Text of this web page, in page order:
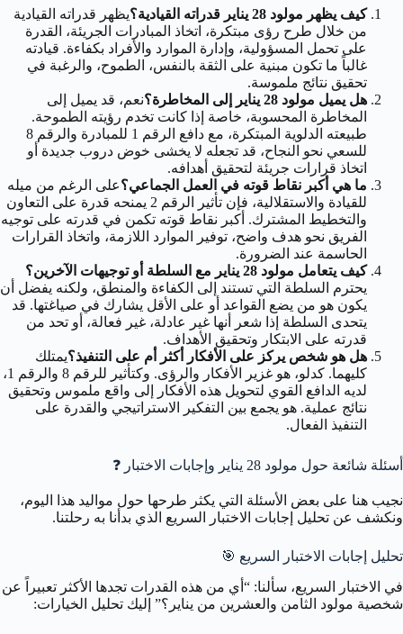
كيف يظهر مولود 28 يناير قدراته القيادية؟
يظهر قدراته القيادية
من خلال طرح رؤى مبتكرة، اتخاذ المبادرات الجريئة، القدرة
على تحمل المسؤولية، وإدارة الموارد والأفراد بكفاءة. قيادته
غالباً ما تكون مبنية على الثقة بالنفس، الطموح، والرغبة في
تحقيق نتائج ملموسة.
هل يميل مولود 28 يناير إلى المخاطرة؟
نعم، قد يميل إلى
المخاطرة المحسوبة، خاصة إذا كانت تخدم رؤيته الطموحة.
طبيعته الدلوية المبتكرة، مع دافع الرقم 1 للمبادرة والرقم 8
للسعي نحو النجاح، قد تجعله لا يخشى خوض دروب جديدة أو
اتخاذ قرارات جريئة لتحقيق أهدافه.
ما هي أكبر نقاط قوته في العمل الجماعي؟على الرغم من ميله
للقيادة والاستقلالية، فإن تأثير الرقم 2 يمنحه قدرة على التعاون
والتخطيط المشترك. أكبر نقاط قوته تكمن في قدرته على توجيه
الفريق نحو هدف واضح، توفير الموارد اللازمة، واتخاذ القرارات
الحاسمة عند الضرورة.
كيف يتعامل مولود 28 يناير مع السلطة أو توجيهات الآخرين؟
يحترم السلطة التي تستند إلى الكفاءة والمنطق، ولكنه يفضل أن
يكون هو من يضع القواعد أو على الأقل يشارك في صياغتها. قد
يتحدى السلطة إذا شعر أنها غير عادلة، غير فعالة، أو تحد من
قدرته على الابتكار وتحقيق الأهداف.
هل هو شخص يركز على الأفكار أكثر أم على التنفيذ؟يمتلك
كليهما. كدلو، هو غزير الأفكار والرؤى. وكتأثير للرقم 8 والرقم 1،
لديه الدافع القوي لتحويل هذه الأفكار إلى واقع ملموس وتحقيق
نتائج عملية. هو يجمع بين التفكير الاستراتيجي والقدرة على
التنفيذ الفعال.
أسئلة شائعة حول مولود 28 يناير وإجابات الاختبار ❓
نجيب هنا على بعض الأسئلة التي يكثر طرحها حول مواليد هذا اليوم،
ونكشف عن تحليل إجابات الاختبار السريع الذي بدأنا به رحلتنا.
تحليل إجابات الاختبار السريع 🎯
في الاختبار السريع، سألنا: “أي من هذه القدرات تجدها الأكثر تعبيراً عن
شخصية مولود الثامن والعشرين من يناير؟” إليك تحليل الخيارات: